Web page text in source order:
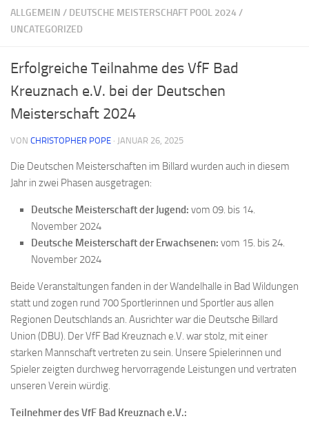
ALLGEMEIN / DEUTSCHE MEISTERSCHAFT POOL 2024/
UNCATEGORIZED
Erfolgreiche Teilnahme des VfF Bad
Kreuznach e.V. bei der Deutschen
Meisterschaft 2024
VON CHRISTOPHER POPE · JANUAR 26, 2025
Die Deutschen Meisterschaften im Billard wurden auch in diesem
Jahr in zwei Phasen ausgetragen:
Deutsche Meisterschaft der Jugend: vom 09. bis 14.
November 2024
Deutsche Meisterschaft der Erwachsenen: vom 15. bis 24.
November 2024
Beide Veranstaltungen fanden in der Wandelhalle in Bad Wildungen
statt und zogen rund 700 Sportlerinnen und Sportler aus allen
Regionen Deutschlands an. Ausrichter war die Deutsche Billard
Union (DBU). Der VfF Bad Kreuznach e.V. war stolz, mit einer
starken Mannschaft vertreten zu sein. Unsere Spielerinnen und
Spieler zeigten durchweg hervorragende Leistungen und vertraten
unseren Verein würdig.
Teilnehmer des VfF Bad Kreuznach e.V.: